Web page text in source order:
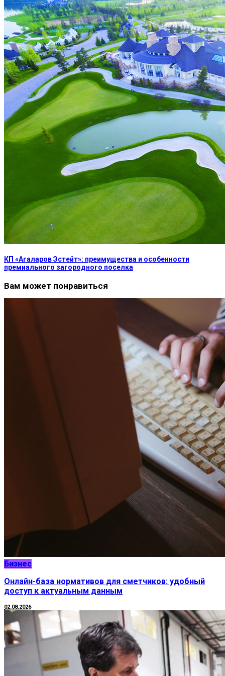
КП «Агаларов Эстейт»: преимущества и особенности
премиального загородного поселка
Вам может понравиться
Бизнес
Онлайн-база нормативов для сметчиков: удобный
доступ к актуальным данным
02.08.2026